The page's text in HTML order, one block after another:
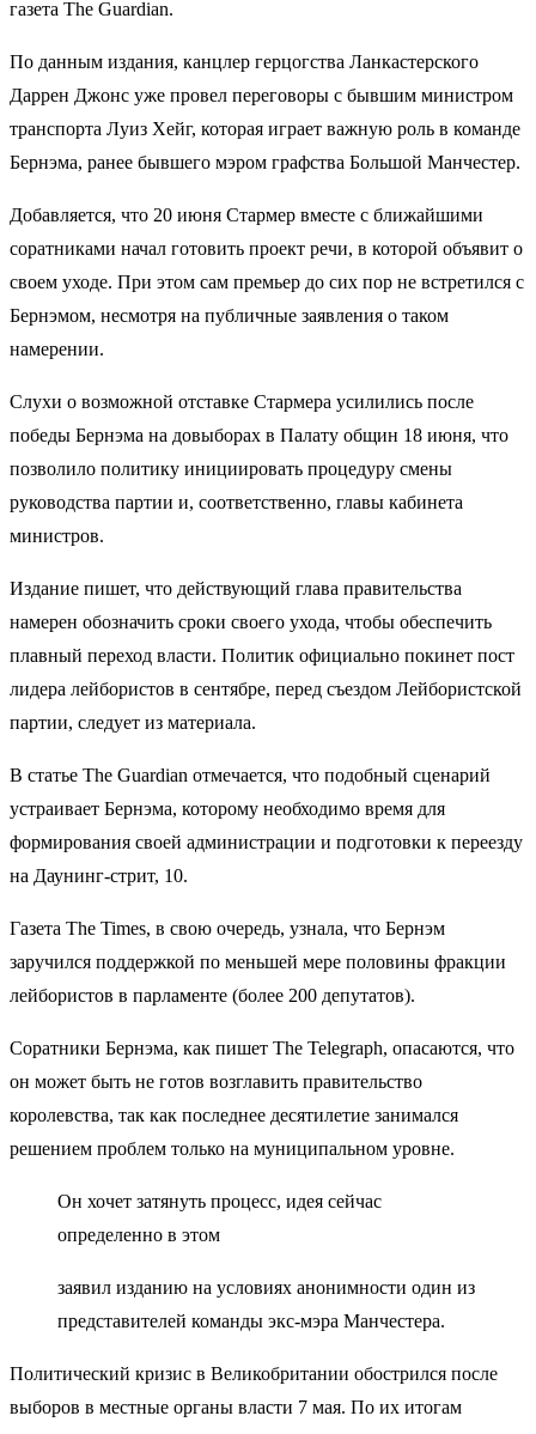
газета The Guardian.
По данным издания, канцлер герцогства Ланкастерского
Даррен Джонс уже провел переговоры с бывшим министром
транспорта Луиз Хейг, которая играет важную роль в команде
Бернэма, ранее бывшего мэром графства Большой Манчестер.
Добавляется, что 20 июня Стармер вместе с ближайшими
соратниками начал готовить проект речи, в которой объявит о
своем уходе. При этом сам премьер до сих пор не встретился с
Бернэмом, несмотря на публичные заявления о таком
намерении.
Слухи о возможной отставке Стармера усилились после
победы Бернэма на довыборах в Палату общин 18 июня, что
позволило политику инициировать процедуру смены
руководства партии и, соответственно, главы кабинета
министров.
Издание пишет, что действующий глава правительства
намерен обозначить сроки своего ухода, чтобы обеспечить
плавный переход власти. Политик официально покинет пост
лидера лейбористов в сентябре, перед съездом Лейбористской
партии, следует из материала.
В статье The Guardian отмечается, что подобный сценарий
устраивает Бернэма, которому необходимо время для
формирования своей администрации и подготовки к переезду
на Даунинг-стрит, 10.
Газета The Times, в свою очередь, узнала, что Бернэм
заручился поддержкой по меньшей мере половины фракции
лейбористов в парламенте (более 200 депутатов).
Соратники Бернэма, как пишет The Telegraph, опасаются, что
он может быть не готов возглавить правительство
королевства, так как последнее десятилетие занимался
решением проблем только на муниципальном уровне.
Он хочет затянуть процесс, идея сейчас
определенно в этом
заявил изданию на условиях анонимности один из
представителей команды экс-мэра Манчестера.
Политический кризис в Великобритании обострился после
выборов в местные органы власти 7 мая. По их итогам